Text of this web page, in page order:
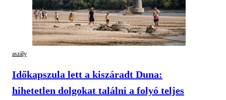
aszály
Időkapszula lett a kiszáradt Duna:
hihetetlen dolgokat találni a folyó teljes